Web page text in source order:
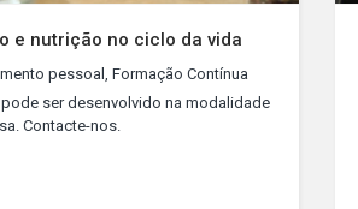
e nutrição no ciclo da vida
pessoal, Formação Contínua
ser desenvolvido na modalidade
Contacte-nos.